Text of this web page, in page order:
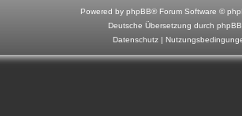
r
u
m
Powered by phpBB® Forum Software ©
Deutsche Übersetzung durch
Datenschutz|